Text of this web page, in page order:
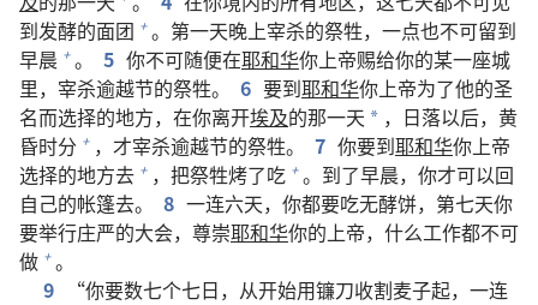
到发酵的面团 + 。第一天晚上宰杀的祭牲，一点也不可留到
早晨 + 。 5 你不可随便在耶和华你上帝赐给你的某一座城
里，宰杀逾越节的祭牲。
6 要到耶和华你上帝为了他的圣
名而选择的地方，在你离开埃及的那一天 * ，日落以后，黄
昏时分 + ，才宰杀逾越节的祭牲。 7 你要到耶和华你上帝
选择的地方去 + ，把祭牲烤了吃 + 。到了早晨，你才可以回
自己的帐篷去。
8 一连六天，你都要吃无酵饼，第七天你
要举行庄严的大会，尊崇耶和华你的上帝，什么工作都不可
做 + 。
9
“你要数七个七日，从开始用镰刀收割麦子起，一连